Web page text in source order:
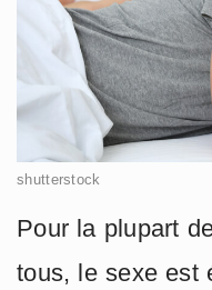
shutterstock
Pour la plupart
tous, le sexe est